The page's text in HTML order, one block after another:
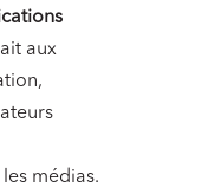
aux
médias.